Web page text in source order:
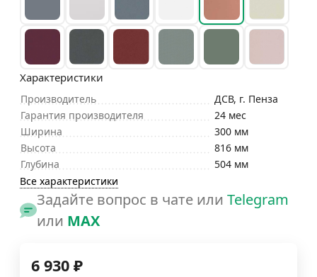
Характеристики
Производитель
ДСВ, г. Пенза
Гарантия производителя
24 мес
Ширина
300 мм
Высота
816 мм
Глубина
504 мм
Все характеристики
Задайте вопрос в чате или Telegram
или MAX
6 930 ₽